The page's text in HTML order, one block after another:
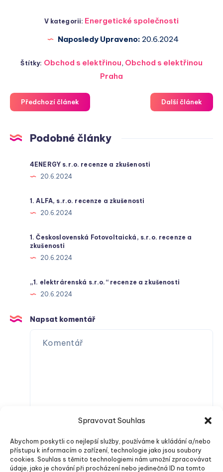
Spravovat Souhlas
Abychom poskytli co nejlepší služby, používáme k ukládání a/nebo
přístupu k informacím o zařízení, technologie jako jsou soubory
cookies. Souhlas s těmito technologiemi nám umožní zpracovávat
údaje, jako je chování při procházení nebo jedinečná ID na tomto
V kategorii: Energetické společnosti
Naposledy Upraveno: 20.6.2024
Štítky: Obchod s elektřinou, Obchod s elektřinou
Praha
Předchozí článek Další článek
Podobné články
4ENERGY s.r.o. recenze a zkušenosti
20.6.2024
1. ALFA, s.r.o. recenze a zkušenosti
20.6.2024
1. Československá Fotovoltaická, s.r.o. recenze a
zkušenosti
20.6.2024
„1. elektrárenská s.r.o.“ recenze a zkušenosti
20.6.2024
Napsat komentář